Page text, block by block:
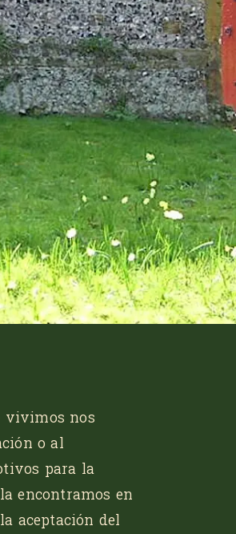
vivimos nos
o al
para la
encontramos en
aceptación del